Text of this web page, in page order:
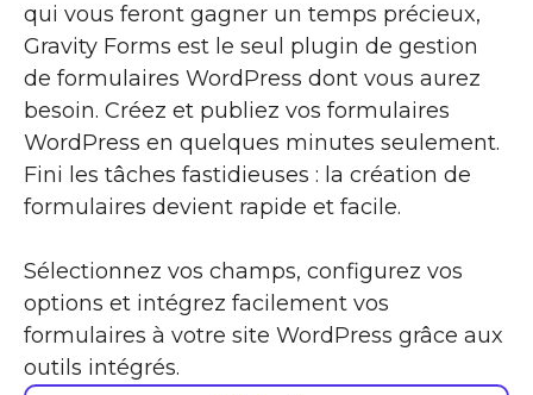
qui vous feront gagner un temps précieux,
Gravity Forms est le seul plugin de gestion
de formulaires WordPress dont vous aurez
besoin. Créez et publiez vos formulaires
WordPress en quelques minutes seulement.
Fini les tâches fastidieuses : la création de
formulaires devient rapide et facile.
Sélectionnez vos champs, configurez vos
options et intégrez facilement vos
formulaires à votre site WordPress grâce aux
outils intégrés.